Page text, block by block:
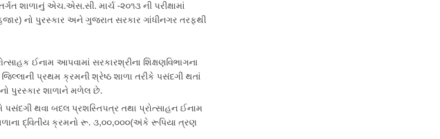
શાળાનું એચ.એસ.સી. માર્ચ -૨૦૧૩ ની પરીક્ષામાં
નો પુરસ્કાર અને ગુજરાત સરકાર ગાંધીનગર તરફથી
ઈનામ આપવામાં સરકારશ્રીના શિક્ષણવિભાગના
જિલ્લાની પ્રથમ ક્રમની શ્રેષ્ઠ શાળા તરીકે પસંદગી થતાં
પુરસ્કાર શાળાને મળેલ છે.
પસંદગી થવા બદલ પ્રશસ્તિપત્ર તથા પ્રોત્સાહન ઈનામ
દ્વિતીય ક્રમનો રૂ. ૩,૦૦,૦૦૦(અંકે રૂપિયા ત્રણ